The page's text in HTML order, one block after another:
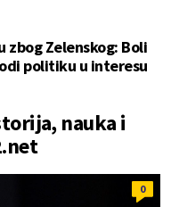
zbog Zelenskog: Boli
politiku u interesu
nauka i
0